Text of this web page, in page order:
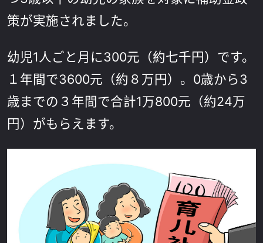
策が実施されました。
幼児1人ごと月に300元（約七千円）です。
１年間で3600元（約８万円）。0歳から3
歳までの３年間で合計1万800元（約24万
円）がもらえます。